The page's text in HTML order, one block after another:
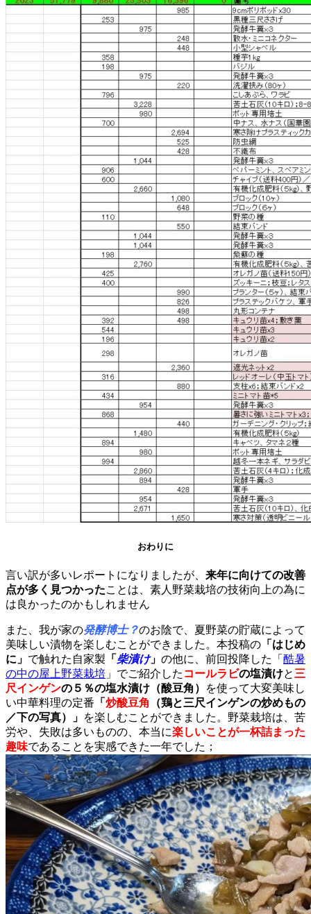
おわりに
言い訳が多いレポートになりましたが、 来年に向けての改善
点が多く見つかったことは、素人野菜栽培の技術向上の為に
は良かったのかもしれません
また、我が家の発酵博士？のお陰で、夏野菜の貯蔵によって
美味しい漬物を楽しむことができました。本投稿の 「はじめ
に」 で触れた自家製 「 柴漬け」 の他に、前回投降した「 酷暑
の中の屋上野菜栽培 」でご紹介した コールラビの塩漬けと 三
尺インゲンの５％の塩水漬け（酸豆角）
を使って大変美味し
い中華料理の定番 「 炒酸豆角
（鶏と三尺インゲンの炒めもの
／下の写真）」 を楽しむことができました。野菜栽培は、苦
労や、失敗は多いものの、本当に楽しいことが一杯詰まった
趣味であることを実感できた一年でした；